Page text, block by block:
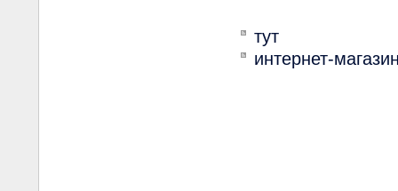
тут
интернет-